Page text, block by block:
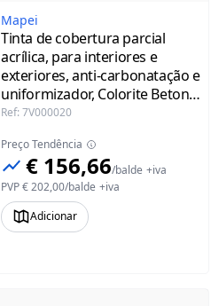
Mapei
Tinta de cobertura parcial
acrílica, para interiores e
exteriores, anti-carbonatação e
uniformizador, Colorite Beton
Mapei
Ref: 7V000020
Preço Tendência
€ 156,66/balde +iva
PVP€ 202,00/balde +iva
Adicionar